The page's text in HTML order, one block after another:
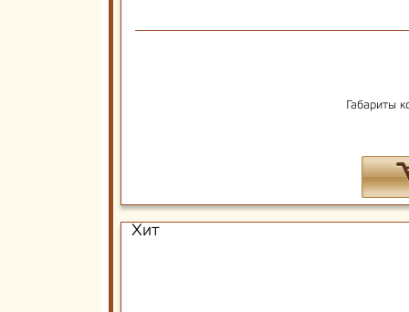
Габариты
Хит